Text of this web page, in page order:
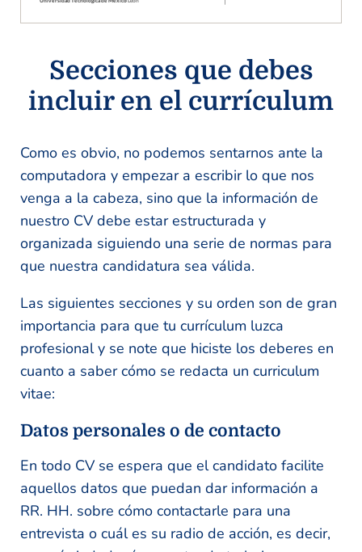
Secciones que debes
incluir en el currículum
Como es obvio, no podemos sentarnos ante la
computadora y empezar a escribir lo que nos
venga a la cabeza, sino que la información de
nuestro CV debe estar estructurada y
organizada siguiendo una serie de normas para
que nuestra candidatura sea válida.
Las siguientes secciones y su orden son de gran
importancia para que tu currículum luzca
profesional y se note que hiciste los deberes en
cuanto a saber cómo se redacta un curriculum
vitae:
Datos personales o de contacto
En todo CV se espera que el candidato facilite
aquellos datos que puedan dar información a
RR. HH. sobre cómo contactarle para una
entrevista o cuál es su radio de acción, es decir,